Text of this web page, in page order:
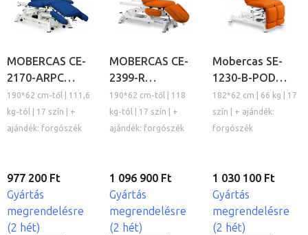
MOBERCAS CE-
2170-ARPC
elektromos
kezelőágy
190*62 cm-től | 111,6
kg-tól | 17 szín | +
ajándék: forgószék
977 200 Ft
Gyártás
megrendelésre
(2 hét)
MOBERCAS CE-
2399-R
elektromos
kezelőágy
190*62 cm-től | 118
kg-tól | 17 szín | +
ajándék: forgószék
1 096 900 Ft
Gyártás
megrendelésre
(2 hét)
Mobercas SE-
1230-B-POD
elektromos
kezelőágy
182*62 cm | 66 kg | 17
szín | + ajándék:
forgószék
1 030 100 Ft
Gyártás
megrendelésre
(2 hét)